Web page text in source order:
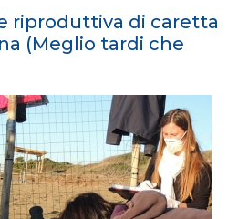
riproduttiva di caretta
(Meglio tardi che